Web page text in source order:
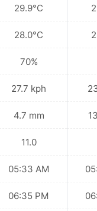
29.9°C
28.0°C
70%
27.7 kph
4.7 mm
11.0
05:33 AM
06:35 PM